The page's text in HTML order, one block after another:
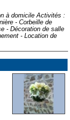
à domicile Activités :
- Corbeille de
- Décoration de salle
- Location de